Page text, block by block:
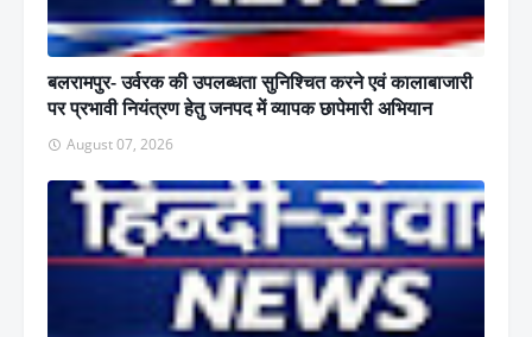
बलरामपुर- उर्वरक की उपलब्धता सुनिश्चित करने एवं कालाबाजारी
पर प्रभावी नियंत्रण हेतु जनपद में व्यापक छापेमारी अभियान
August 07, 2026